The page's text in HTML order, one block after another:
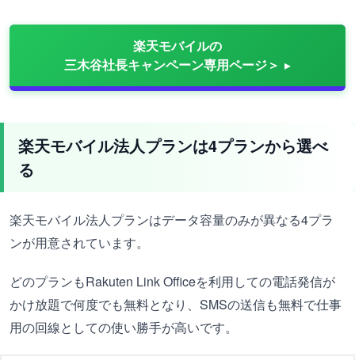
楽天モバイルの
三木谷社長キャンペーン専用ページ＞
楽天モバイル法人プランは4プランから選べ
る
楽天モバイル法人プランはデータ容量のみが異なる4プラ
ンが用意されています。
どのプランもRakuten Link Officeを利用しての電話発信が
かけ放題で何度でも無料となり、SMSの送信も無料で仕事
用の回線としての使い勝手が高いです。